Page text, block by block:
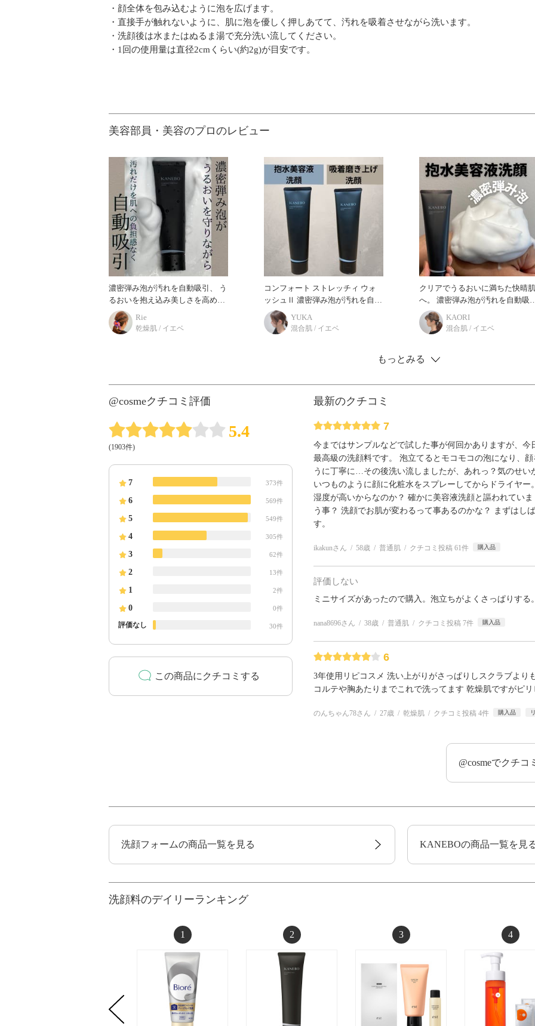
・顔全体を包み込むように泡を広げます。
・直接手が触れないように、肌に泡を優しく押しあてて、汚れを吸着させながら洗います。
・洗顔後は水またはぬるま湯で充分洗い流してください。
・1回の使用量は直径2cmくらい(約2g)が目安です。
美容部員・美容のプロのレビュー
濃密弾み泡が汚れを自動吸引、 う
るおいを抱え込み美しさを高める
抱水美容液洗顔。 カネボウ コン
フォート ストレッチィ ウォッシ
ュⅡ 糸を引くほど
Rie
乾燥肌 / イエベ
コンフォート ストレッチィ ウォ
ッシュⅡ 濃密弾み泡が汚れを自動
吸引、 うるおいを抱え込み美しさ
を高める抱水美容液洗顔。 糸を引
くほどに贅沢に配
YUKA
混合肌 / イエベ
クリアでうるおいに満ちた快晴肌
へ。 濃密弾み泡が汚れを自動吸
引、うるおいを抱え込み美しさを
高める抱水美容液洗顔。 肌の乾
を防ぐバリア機能を
KAORI
混合肌 / イエベ
もっとみる
@cosmeクチコミ評価
5.4
(1903件)
7 373件
6 569件
5 549件
4 305件
3 62件
2 13件
1 2件
0 0件
評価なし 30件
この商品にクチコミする
最新のクチコミ
7
今まではサンプルなどで試した事が何回かありますが、
最高級の洗顔料です。 泡立てるとモコモコの泡になり、
うに丁寧に…その後洗い流しましたが、あれっ？気のせ
いつものように顔に化粧水をスプレーしてからドライヤ
湿度が高いからなのか？ 確かに美容液洗顔と謳われてい
う事？ 洗顔でお肌が変わるって事あるのかな？ まずはし
す。
ikakunさん 58歳 普通肌 クチコミ投稿 61件 購入品
評価しない
ミニサイズがあったので購入。泡立ちがよくさっぱりする
nana8696さん 38歳 普通肌 クチコミ投稿 7件 購入品
6
3年使用リピコスメ 洗い上がりがさっぱりしスクラブより
コルテや胸あたりまでこれで洗ってます 乾燥肌ですがピ
のんちゃん78さん 27歳 乾燥肌 クチコミ投稿 4件 購入品
@cosmeでクチ
洗顔フォームの商品一覧を見る KANEBOの商品一覧を見
洗顔料のデイリーランキング
1 2 3 4